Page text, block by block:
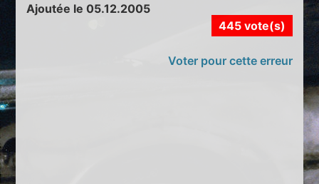
Ajoutée le 05.12.2005
445 vote(s)
Voter pour cette erreur